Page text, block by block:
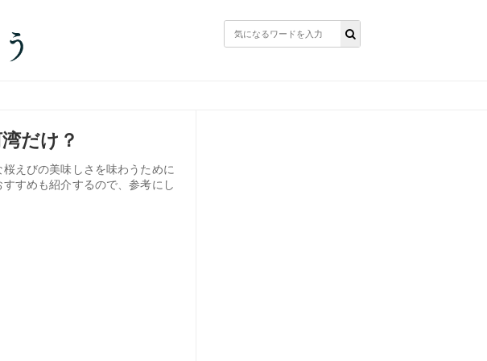
だけ？
えびの美味しさを味わうために
すめも紹介するので、参考にし